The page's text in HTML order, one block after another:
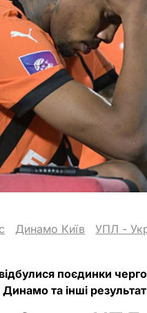
Динамо Київ УПЛ -
поєдинки
та інші